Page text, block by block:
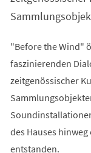
"Before the Wind"
faszinierenden
zeitgenössischer
des Hauses
entstanden.